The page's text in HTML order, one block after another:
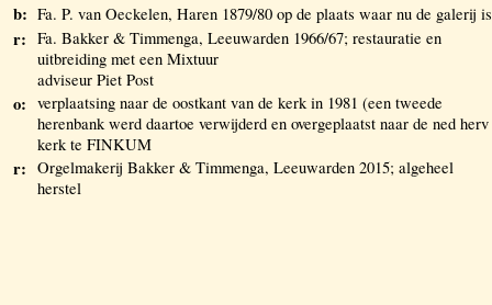
b: Fa. P. van Oeckelen, Haren 1879/80 op de plaats waar nu de galerij is
r: Fa. Bakker & Timmenga, Leeuwarden 1966/67; restauratie en
uitbreiding met een Mixtuur
adviseur Piet Post
o: verplaatsing naar de oostkant van de kerk in 1981 (een tweede
herenbank werd daartoe verwijderd en overgeplaatst naar de ned herv
kerk te FINKUM
r: Orgelmakerij Bakker & Timmenga, Leeuwarden 2015; algeheel
herstel